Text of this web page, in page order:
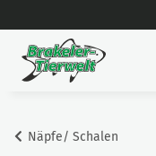
Näpfe/ Schalen